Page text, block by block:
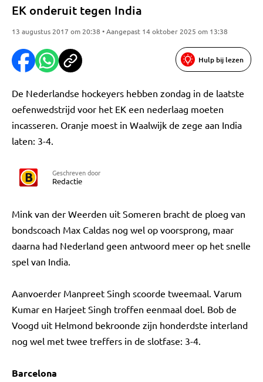
EK onderuit tegen India
13 augustus 2017 om 20:38 • Aangepast 14 oktober 2025 om 13:38
Hulp bij lezen
De Nederlandse hockeyers hebben zondag in de laatste
oefenwedstrijd voor het EK een nederlaag moeten
incasseren. Oranje moest in Waalwijk de zege aan India
laten: 3-4.
Geschreven door
Redactie
Mink van der Weerden uit Someren bracht de ploeg van
bondscoach Max Caldas nog wel op voorsprong, maar
daarna had Nederland geen antwoord meer op het snelle
spel van India.
Aanvoerder Manpreet Singh scoorde tweemaal. Varum
Kumar en Harjeet Singh troffen eenmaal doel. Bob de
Voogd uit Helmond bekroonde zijn honderdste interland
nog wel met twee treffers in de slotfase: 3-4.
Barcelona